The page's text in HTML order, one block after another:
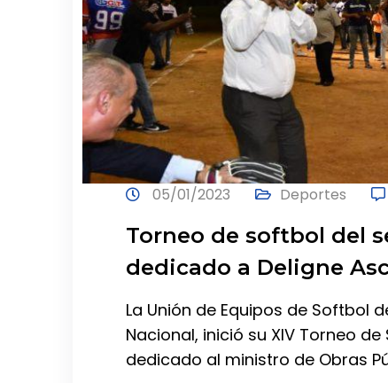
05/01/2023 Deportes
Torneo de softbol del
dedicado a Deligne
La Unión de Equipos de Softbol
Nacional, inició su XIV Torneo
dedicado al ministro de Obras